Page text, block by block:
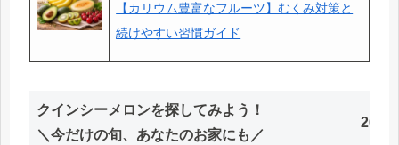
【カリウム豊富なフルーツ】むくみ対策と
続けやすい習慣ガイド
クインシーメロンを探してみよう！
＼今だけの旬、あなたのお家にも／